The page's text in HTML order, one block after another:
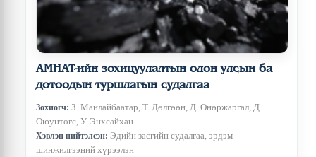
АМНАТ-ийн зохицуулалтын олон улсын ба
дотоодын туршлагын судалгаа
Зохиогч: З. Манлайбаатар, Т. Дөлгөөн, Д. Өнөржаргал, Д.
Оюунтөгс, У. Энхсайхан
Хэвлэн нийтэлсэн: Эдийн засгийн судалгаа, эрдэм
шинжилгээний хүрээлэн